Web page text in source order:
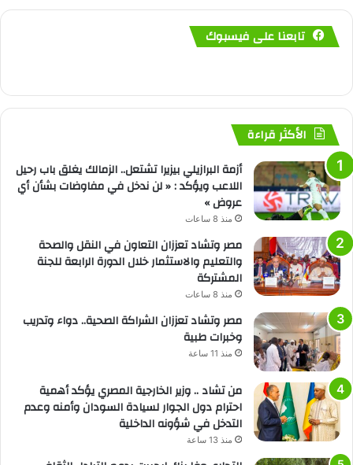
تابعنا على فيسبوك
الأكثر قراءة
أزمة البرازيلي بيزيرا تشتعل.. الزمالك يغلق باب رحيل
اللاعب ويؤكد : « لن ندخل في مفاوضات بشأن أي
عروض »
منذ 8 ساعات
مصر وتشاد تعززان التعاون في النقل والصحة
والتعليم والاستثمار خلال الدورة الرابعة للجنة
المشتركة
منذ 8 ساعات
مصر وتشاد تعززان الشراكة الصحية.. دواء وتدريب
وخبرات طبية
منذ 11 ساعة
من تشاد .. وزير الخارجية المصري يؤكد أهمية
احترام دول الجوار لسيادة السودان وأمنه وعدم
التدخل في شؤونه الداخلية
منذ 13 ساعة